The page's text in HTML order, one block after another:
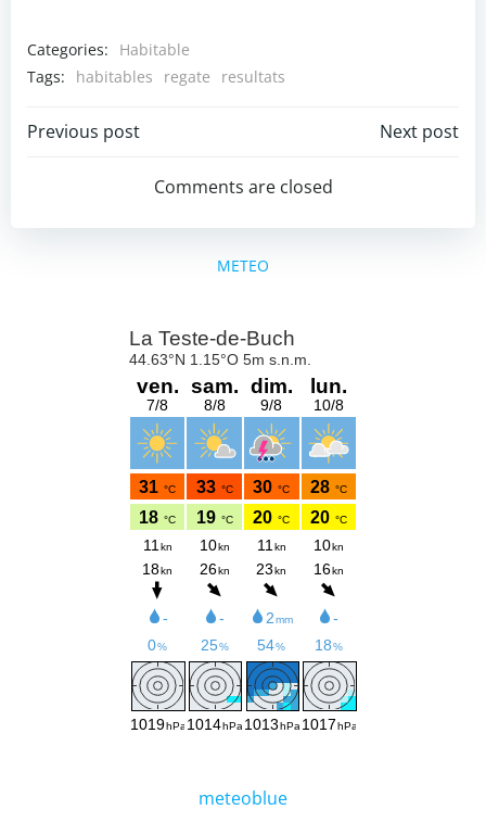
Categories:
Habitable
Tags:
habitables regate resultats
Post
navigation
Previous post
navigation
Next post
Comments are closed
METEO
meteoblue